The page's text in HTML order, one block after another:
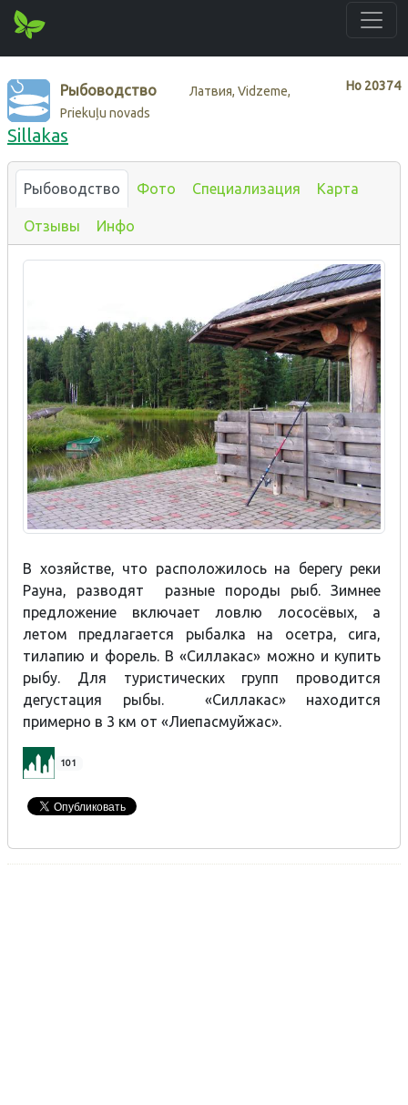
Нo 20374
Рыбоводство
Латвия, Vidzeme,
Priekuļu novads
Sillakas
Рыбоводство Фото Специализация Карта
Отзывы Инфо
В хозяйстве, что расположилось на берегу реки
Рауна, разводят разные породы рыб. Зимнее
предложение включает ловлю лососёвых, а
летом предлагается рыбалка на осетра, сига,
тилапию и форель. В «Силлакас» можно и купить
рыбу. Для туристических групп проводится
дегустация рыбы. «Силлакас» находится
примерно в 3 км от «Лиепасмуйжас».
101